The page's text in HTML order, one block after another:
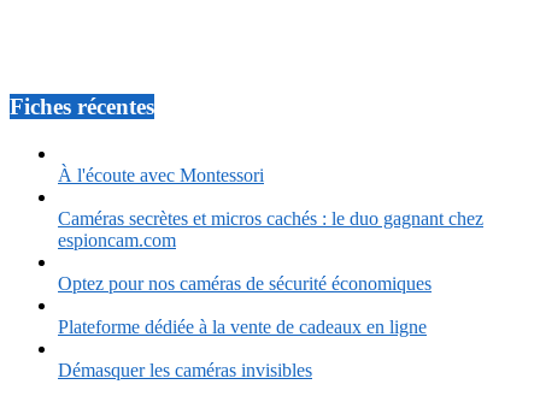
Fiches récentes
À l'écoute avec Montessori
Caméras secrètes et micros cachés : le duo gagnant chez
espioncam.com
Optez pour nos caméras de sécurité économiques
Plateforme dédiée à la vente de cadeaux en ligne
Démasquer les caméras invisibles